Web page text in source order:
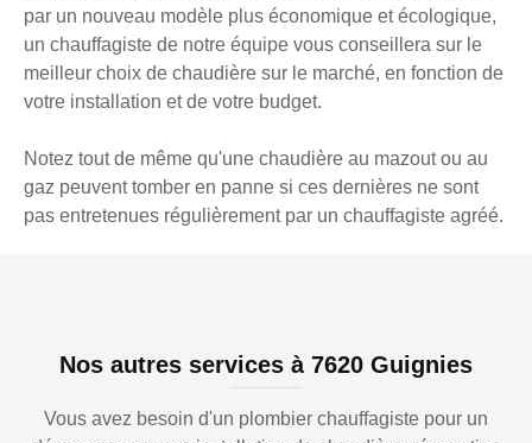
par un nouveau modèle plus économique et écologique,
un chauffagiste de notre équipe vous conseillera sur le
meilleur choix de chaudière sur le marché, en fonction de
votre installation et de votre budget.
Notez tout de même qu'une chaudière au mazout ou au
gaz peuvent tomber en panne si ces dernières ne sont
pas entretenues régulièrement par un chauffagiste agréé.
Nos autres services à 7620 Guignies
Vous avez besoin d'un plombier chauffagiste pour un